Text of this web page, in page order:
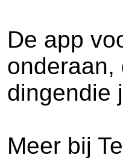
De app
onderaan,
dingendie
Meer bij